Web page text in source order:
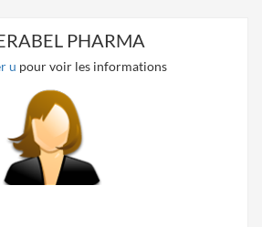
PHARMA
u pour voir les informations